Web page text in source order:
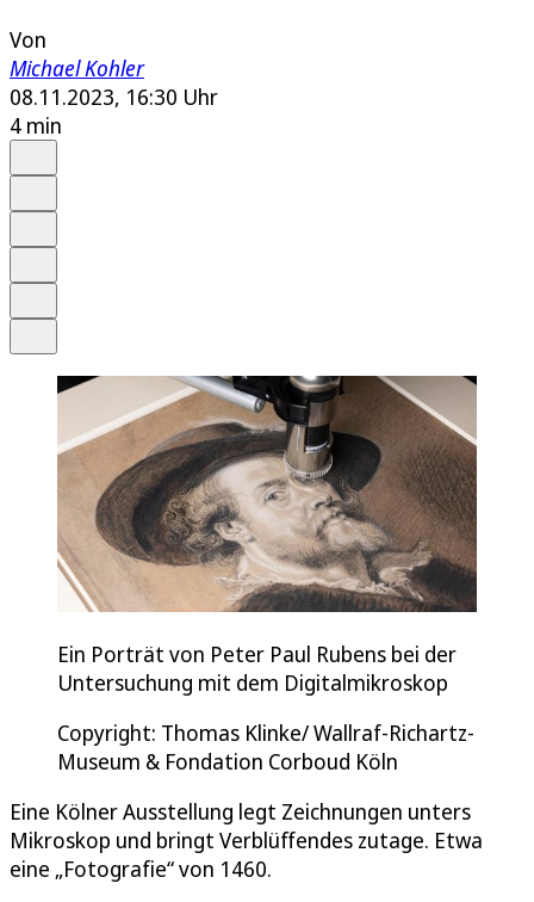
Von
Michael Kohler
08.11.2023, 16:30 Uhr
4 min
Ein Porträt von Peter Paul Rubens bei der
Untersuchung mit dem Digitalmikroskop
Copyright: Thomas Klinke/ Wallraf-Richartz-
Museum & Fondation Corboud Köln
Eine Kölner Ausstellung legt Zeichnungen unters
Mikroskop und bringt Verblüffendes zutage. Etwa
eine „Fotografie“ von 1460.